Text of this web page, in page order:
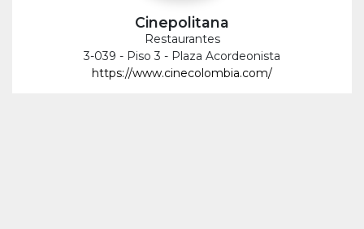
Cinepolitana
Restaurantes
3-039 - Piso 3 - Plaza Acordeonista
https://www.cinecolombia.com/